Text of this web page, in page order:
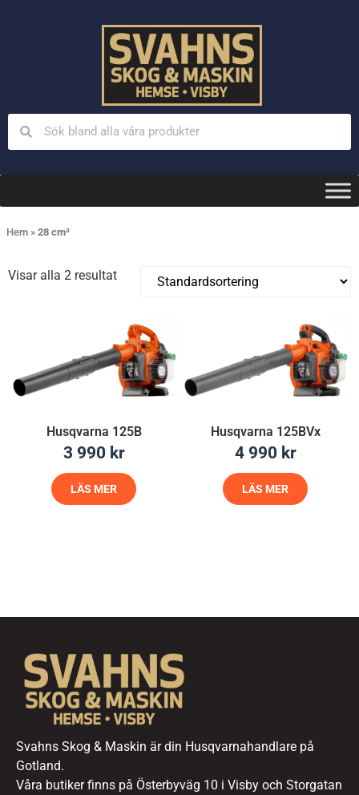
Hem » 28 cm³
Visar alla 2 resultat
Husqvarna 125B
3 990 kr
LÄS MER
Husqvarna 125BVx
4 990 kr
LÄS MER
Svahns Skog & Maskin är din Husqvarnahandlare på
Gotland.
Våra butiker finns på Österbyväg 10 i Visby och Storgatan